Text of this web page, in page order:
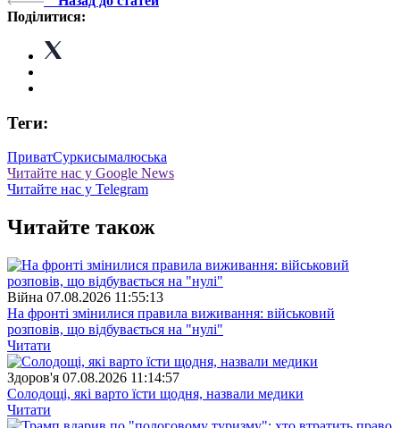
Поділитися:
Теги:
ПриватСуркисымалюська
Читайте нас у Google News
Читайте нас у Telegram
Читайте також
Війна 07.08.2026 11:55:13
На фронті змінилися правила виживання: військовий
розповів, що відбувається на "нулі"
Читати
Здоров'я 07.08.2026 11:14:57
Солодощі, які варто їсти щодня, назвали медики
Читати